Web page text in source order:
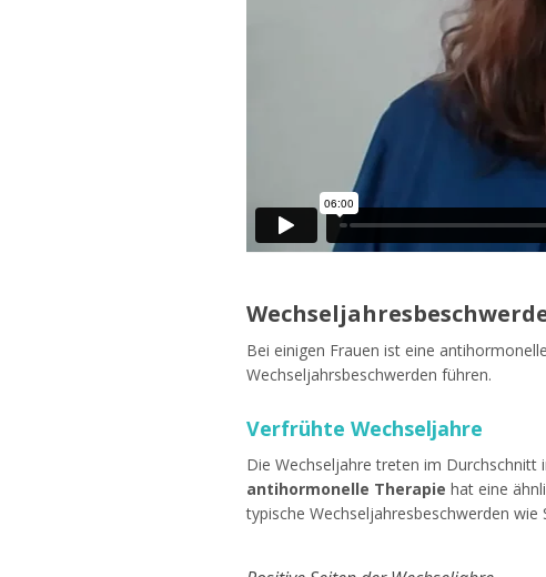
Bei einigen Frauen ist eine
Wechseljahrsbeschwerden führen.
Verfrühte Wechseljahre
Die Wechseljahre treten im Durchschnitt
antihormonelle Therapie hat eine
typische Wechseljahresbeschwerden